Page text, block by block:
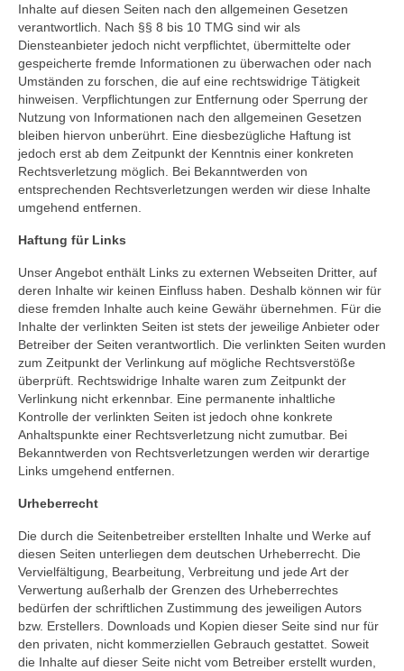
Inhalte auf diesen Seiten nach den allgemeinen Gesetzen
verantwortlich. Nach §§ 8 bis 10 TMG sind wir als
Diensteanbieter jedoch nicht verpflichtet, übermittelte oder
gespeicherte fremde Informationen zu überwachen oder nach
Umständen zu forschen, die auf eine rechtswidrige Tätigkeit
hinweisen. Verpflichtungen zur Entfernung oder Sperrung der
Nutzung von Informationen nach den allgemeinen Gesetzen
bleiben hiervon unberührt. Eine diesbezügliche Haftung ist
jedoch erst ab dem Zeitpunkt der Kenntnis einer konkreten
Rechtsverletzung möglich. Bei Bekanntwerden von
entsprechenden Rechtsverletzungen werden wir diese Inhalte
umgehend entfernen.
Haftung für Links
Unser Angebot enthält Links zu externen Webseiten Dritter, auf
deren Inhalte wir keinen Einfluss haben. Deshalb können wir für
diese fremden Inhalte auch keine Gewähr übernehmen. Für die
Inhalte der verlinkten Seiten ist stets der jeweilige Anbieter oder
Betreiber der Seiten verantwortlich. Die verlinkten Seiten wurden
zum Zeitpunkt der Verlinkung auf mögliche Rechtsverstöße
überprüft. Rechtswidrige Inhalte waren zum Zeitpunkt der
Verlinkung nicht erkennbar. Eine permanente inhaltliche
Kontrolle der verlinkten Seiten ist jedoch ohne konkrete
Anhaltspunkte einer Rechtsverletzung nicht zumutbar. Bei
Bekanntwerden von Rechtsverletzungen werden wir derartige
Links umgehend entfernen.
Urheberrecht
Die durch die Seitenbetreiber erstellten Inhalte und Werke auf
diesen Seiten unterliegen dem deutschen Urheberrecht. Die
Vervielfältigung, Bearbeitung, Verbreitung und jede Art der
Verwertung außerhalb der Grenzen des Urheberrechtes
bedürfen der schriftlichen Zustimmung des jeweiligen Autors
bzw. Erstellers. Downloads und Kopien dieser Seite sind nur für
den privaten, nicht kommerziellen Gebrauch gestattet. Soweit
die Inhalte auf dieser Seite nicht vom Betreiber erstellt wurden,